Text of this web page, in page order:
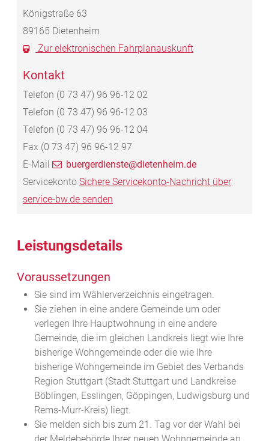
Königstraße 63
89165 Dietenheim
Zur elektronischen Fahrplanauskunft
Kontakt
Telefon (0 73 47) 96 96-12 02
Telefon (0 73 47) 96 96-12 03
Telefon (0 73 47) 96 96-12 04
Fax (0 73 47) 96 96-12 97
E-Mail
buergerdienste@dietenheim.de
Servicekonto Sichere Servicekonto-Nachricht über
service-bw.de senden
Leistungsdetails
Voraussetzungen
Sie sind im Wählerverzeichnis eingetragen.
Sie ziehen in eine andere Gemeinde um oder
verlegen Ihre Hauptwohnung in eine andere
Gemeinde, die im gleichen Landkreis liegt wie Ihre
bisherige Wohngemeinde oder die wie Ihre
bisherige Wohngemeinde im Gebiet des Verbands
Region Stuttgart(Stadt Stuttgart und Landkreise
Böblingen, Esslingen, Göppingen, Ludwigsburg und
Rems-Murr-Kreis) liegt.
Sie melden sich bis zum 21. Tag vor der Wahl bei